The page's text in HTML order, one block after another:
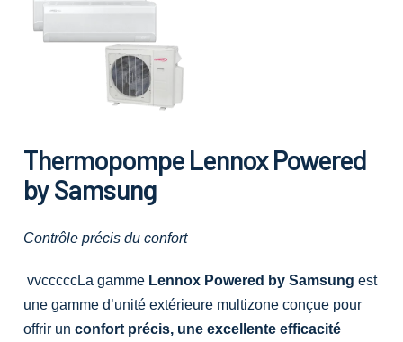
Thermopompe Lennox Powered
by Samsung
Contrôle précis du confort
vvcccccLa gamme Lennox Powered by Samsung est
une gamme d’unité extérieure multizone conçue pour
offrir un confort précis, une excellente efficacité